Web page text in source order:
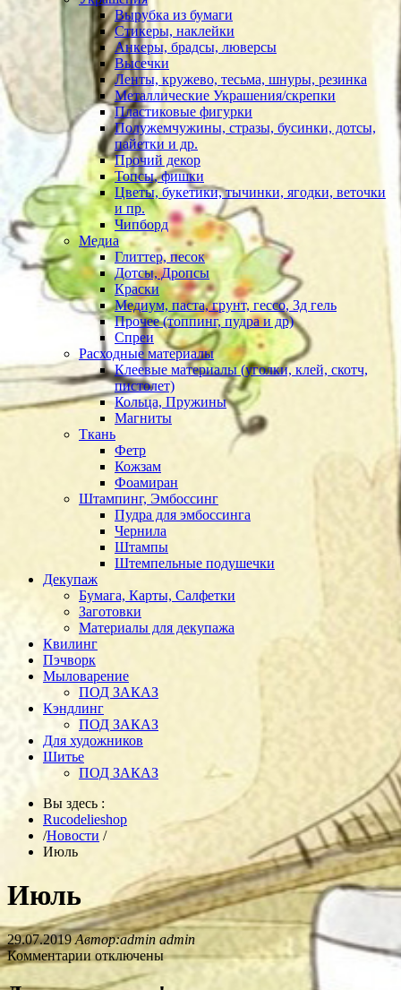
Вырубка из бумаги
Стикеры, наклейки
Анкеры, брадсы, люверсы
Высечки
Ленты, кружево, тесьма, шнуры, резинка
Металлические Украшения/скрепки
Пластиковые фигурки
Полужемчужины, стразы, бусинки, дотсы,
пайетки и др.
Прочий декор
Топсы, фишки
Цветы, букетики, тычинки, ягодки, веточки
и пр.
Чипборд
Медиа
Глиттер, песок
Дотсы, Дропсы
Краски
Медиум, паста, грунт, гессо, 3д гель
Прочее (топпинг, пудра и др)
Спреи
Расходные материалы
Клеевые материалы (уголки, клей, скотч,
пистолет)
Кольца, Пружины
Магниты
Ткань
Фетр
Кожзам
Фоамиран
Штампинг, Эмбоссинг
Пудра для эмбоссинга
Чернила
Штампы
Штемпельные подушечки
Декупаж
Бумага, Карты, Салфетки
Заготовки
Материалы для декупажа
Квилинг
Пэчворк
Мыловарение
ПОД ЗАКАЗ
Кэндлинг
ПОД ЗАКАЗ
Для художников
Шитье
ПОД ЗАКАЗ
Вы здесь :
Rucodelieshop
/Новости /
Июль
Июль
29.07.2019 Автор:admin admin
Комментарии отключены